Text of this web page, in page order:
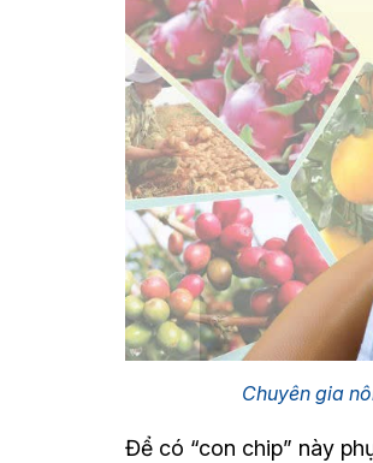
Chuyên gia
Để có “con chip” này